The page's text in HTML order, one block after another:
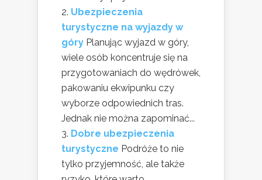
Ubezpieczenia
turystyczne na wyjazdy w
góry Planując wyjazd w góry,
wiele osób koncentruje się na
przygotowaniach do wędrówek,
pakowaniu ekwipunku czy
wyborze odpowiednich tras.
Jednak nie można zapominać...
Dobre ubezpieczenia
turystyczne Podróże to nie
tylko przyjemność, ale także